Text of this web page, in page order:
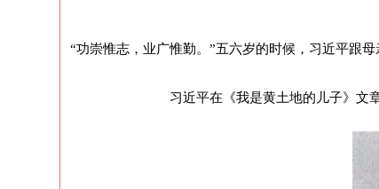
“功崇惟志，业广惟勤。”五六岁的时候，习近平跟
习近平在《我是黄土地的儿子》文